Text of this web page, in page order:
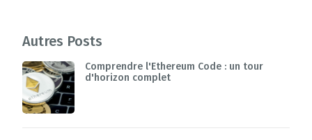
Autres Posts
Comprendre l'Ethereum Code : un tour
d'horizon complet